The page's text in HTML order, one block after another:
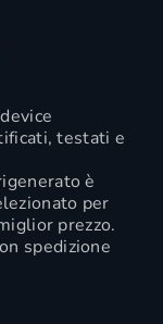
testati e
è
per
prezzo.
spedizione